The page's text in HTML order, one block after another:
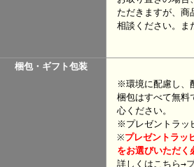
ただきますが、商
相談ください。ま
梱包・ギフト包装
※環境に配慮し、
梱包はすべて無料
心ください。
※プレゼントラッ
※プレゼント ラッ
をお選びいただく
詳しくはこちら→